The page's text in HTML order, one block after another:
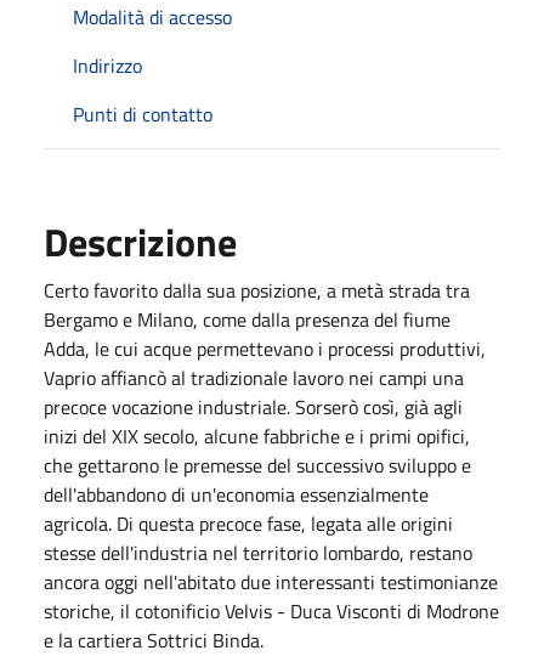
Modalità di accesso
Indirizzo
Punti di contatto
Descrizione
Certo favorito dalla sua posizione, a metà strada tra
Bergamo e Milano, come dalla presenza del fiume
Adda, le cui acque permettevano i processi produttivi,
Vaprio affiancò al tradizionale lavoro nei campi una
precoce vocazione industriale. Sorserò così, già agli
inizi del XIX secolo, alcune fabbriche e i primi opifici,
che gettarono le premesse del successivo sviluppo e
dell'abbandono di un'economia essenzialmente
agricola. Di questa precoce fase, legata alle origini
stesse dell'industria nel territorio lombardo, restano
ancora oggi nell'abitato due interessanti testimonianze
storiche, il cotonificio Velvis - Duca Visconti di Modrone
e la cartiera Sottrici Binda.